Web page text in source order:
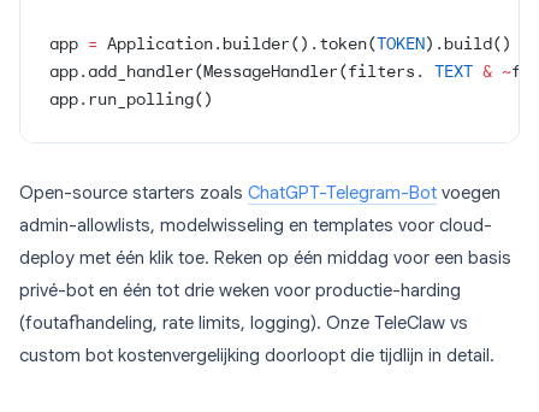
app = Application.builder().token(TOKEN).build()
app.add_handler(MessageHandler(filters. TEXT & ~
app.run_polling()
Open-source starters zoals ChatGPT-Telegram-Bot voegen
admin-allowlists, modelwisseling en templates voor cloud-
deploy met één klik toe. Reken op één middag voor een basis
privé-bot en één tot drie weken voor productie-harding
(foutafhandeling, rate limits, logging). Onze TeleClaw vs
custom bot kostenvergelijking doorloopt die tijdlijn in detail.